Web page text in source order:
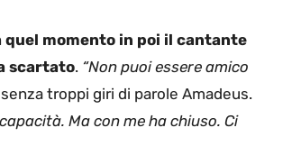
quel momento in poi il cantante
scartato. “Non puoi essere amico
troppi giri di parole Amadeus.
Ma con me ha chiuso. Ci